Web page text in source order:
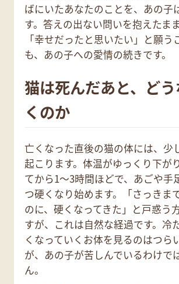
ばにいたあなたのことを、あの子
す。答えの出ない問いを抱えたま
「幸せだったと思いたい」と願
も、あの子への愛情の続きです。
猫は死んだあと、ど
くのか
亡くなった直後の猫の体には、少
起こります。体温がゆっくり下が
てから1〜3時間ほどで、あごや手
つ硬くなり始めます。「さっきま
のに、硬くなってきた」と戸惑う
すが、これは自然な経過です。冷
くなっていくお体を見るのはつら
が、あの子が苦しんでいるわけで
ん。